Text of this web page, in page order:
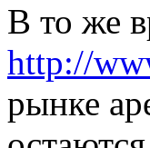
В то же
http://
рынке